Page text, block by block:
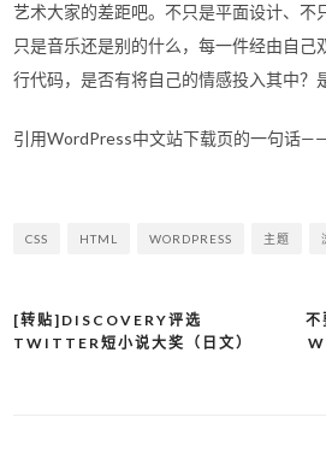
艺术大家的差距吧。不只是平面设计、不
只是音乐还是别的什么，每一件经由自己
行代码，是否有将自己的情感投入其中？
引用WordPress中文站下载页的一句话——
CSS HTML WORDPRESS 主题
文
不
[转贴]DISCOVERY评选
TWITTER短小说大奖（日文）